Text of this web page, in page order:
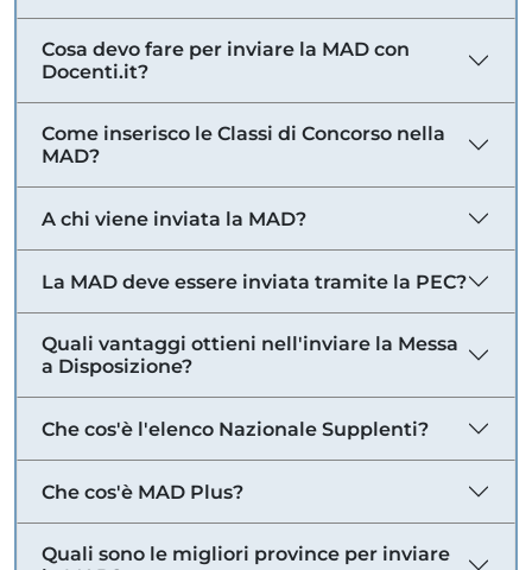
Cosa devo fare per inviare la MAD con
Docenti.it?
Come inserisco le Classi di Concorso nella
MAD?
A chi viene inviata la MAD?
La MAD deve essere inviata tramite la PEC?
Quali vantaggi ottieni nell'inviare la Messa
a Disposizione?
Che cos'è l'elenco Nazionale Supplenti?
Che cos'è MAD Plus?
Quali sono le migliori province per inviare